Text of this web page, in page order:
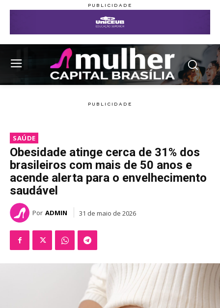
SAÚDE
Obesidade atinge cerca de 31% dos
brasileiros com mais de 50 anos e
acende alerta para o envelhecimento
saudável
Por ADMIN 31 de maio de 2026